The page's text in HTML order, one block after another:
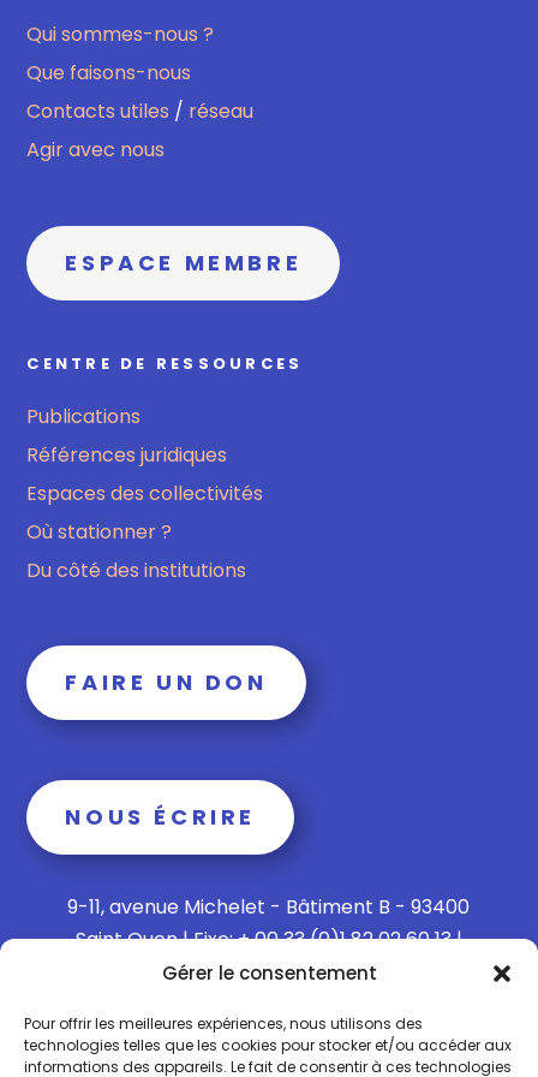
Gérer le consentement
Pour offrir les meilleures expériences, nous utilisons des
technologies telles que les cookies pour stocker et/ou accéder aux
informations des appareils. Le fait de consentir à ces technologies
Qui sommes-nous ?
Que faisons-nous
Contacts utiles / réseau
Agir avec nous
ESPACE MEMBRE
CENTRE DE RESSOURCES
Publications
Références juridiques
Espaces des collectivités
Où stationner ?
Du côté des institutions
FAIRE UN DON
NOUS ÉCRIRE
9-11, avenue Michelet - Bâtiment B - 93400
Saint Ouen | Fixe: + 00 33 (0)1 82 02 60 13 |
Mobile: + 00 33 (0)6 15 73 65 40